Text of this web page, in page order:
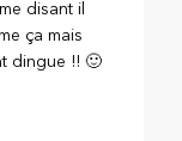
disant il
ça mais
dingue !! 🙂